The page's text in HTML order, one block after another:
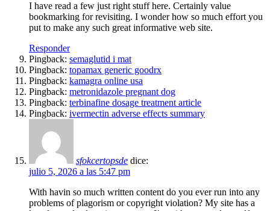
I have read a few just right stuff here. Certainly value
bookmarking for revisiting. I wonder how so much effort you
put to make any such great informative web site.
Responder
Pingback: semaglutid i mat
Pingback: topamax generic goodrx
Pingback: kamagra online usa
Pingback: metronidazole pregnant dog
Pingback: terbinafine dosage treatment article
Pingback: ivermectin adverse effects summary
sfokcertopsde dice:
julio 5, 2026 a las 5:47 pm
With havin so much written content do you ever run into any
problems of plagorism or copyright violation? My site has a